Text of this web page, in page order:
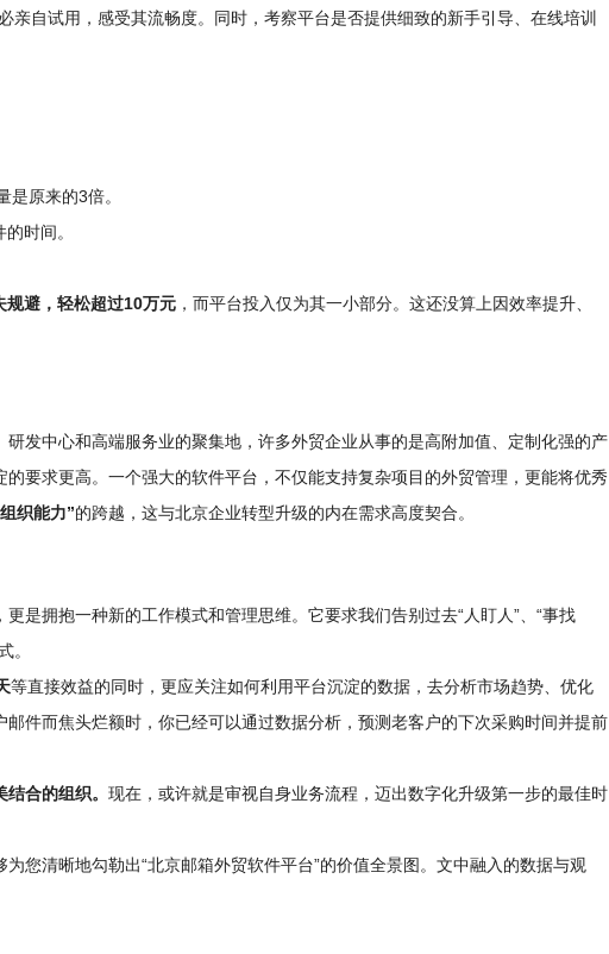
亲自试用，感受其流畅度。同时，考察平台是否提供细致的新手引导、在线培训
是原来的3倍。
时间。
规避，轻松超过10万元 ，而平台投入仅为其一小部分。这还没算上因效率提升、
发中心和高端服务业的聚集地，许多外贸企业从事的是高附加值、定制化强的产
要求更高。一个强大的软件平台，不仅能支持复杂项目的外贸管理，更能将优秀
织能力”的跨越，这与北京企业转型升级的内在需求高度契合。
是拥抱一种新的工作模式和管理思维。它要求我们告别过去“人盯人”、“事找
。
等直接效益的同时，更应关注如何利用平台沉淀的数据，去分析市场趋势、优化
件而焦头烂额时，你已经可以通过数据分析，预测老客户的下次采购时间并提前
合的组织。 现在，或许就是审视自身业务流程，迈出数字化升级第一步的最佳时
您清晰地勾勒出“北京邮箱外贸软件平台”的价值全景图。文中融入的数据与观